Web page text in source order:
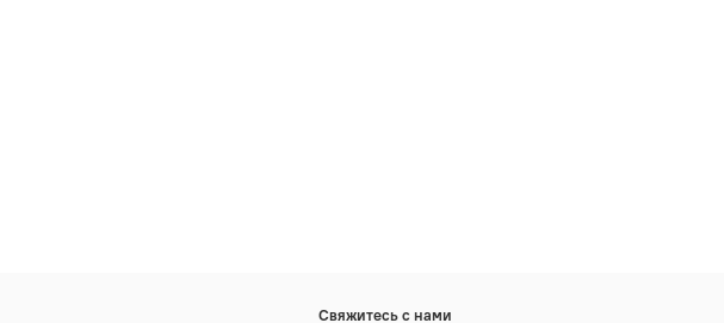
Свяжитесь с нами